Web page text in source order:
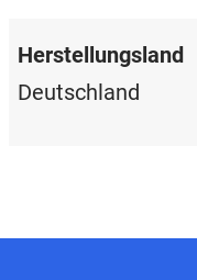
Herstellungsland
Deutschland